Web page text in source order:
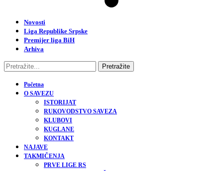
Novosti
Liga Republike Srpske
Premijer liga BiH
Arhiva
Početna
O SAVEZU
ISTORIJAT
RUKOVODSTVO SAVEZA
KLUBOVI
KUGLANE
KONTAKT
NAJAVE
TAKMIČENJA
PRVE LIGE RS